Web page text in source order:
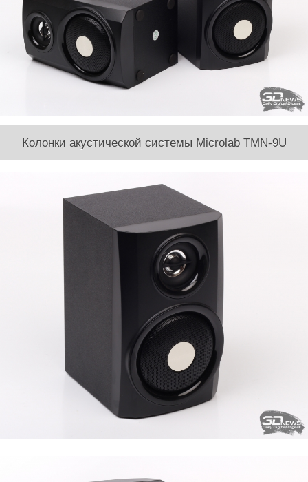
Колонки акустической системы Microlab TMN-9U